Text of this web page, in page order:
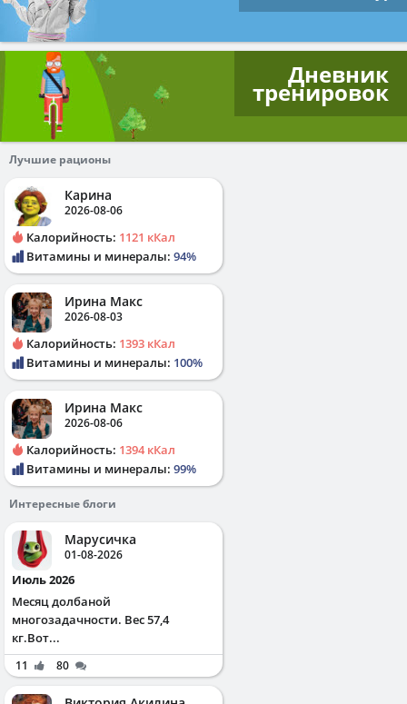
Дневник
тренировок
Лучшие рационы
Карина
2026-08-06
Калорийность: 1121 кКал
Витамины и минералы: 94%
Ирина Макс
2026-08-03
Калорийность: 1393 кКал
Витамины и минералы: 100%
Ирина Макс
2026-08-06
Калорийность: 1394 кКал
Витамины и минералы: 99%
Интересные блоги
Марусичка
01-08-2026
Июль 2026
Месяц долбаной
многозадачности. Вес 57,4
кг.Вот...
11 80